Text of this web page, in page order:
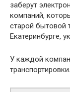
заберут
компаний,
старой бытовой
Екатеринбурге,
У каждой